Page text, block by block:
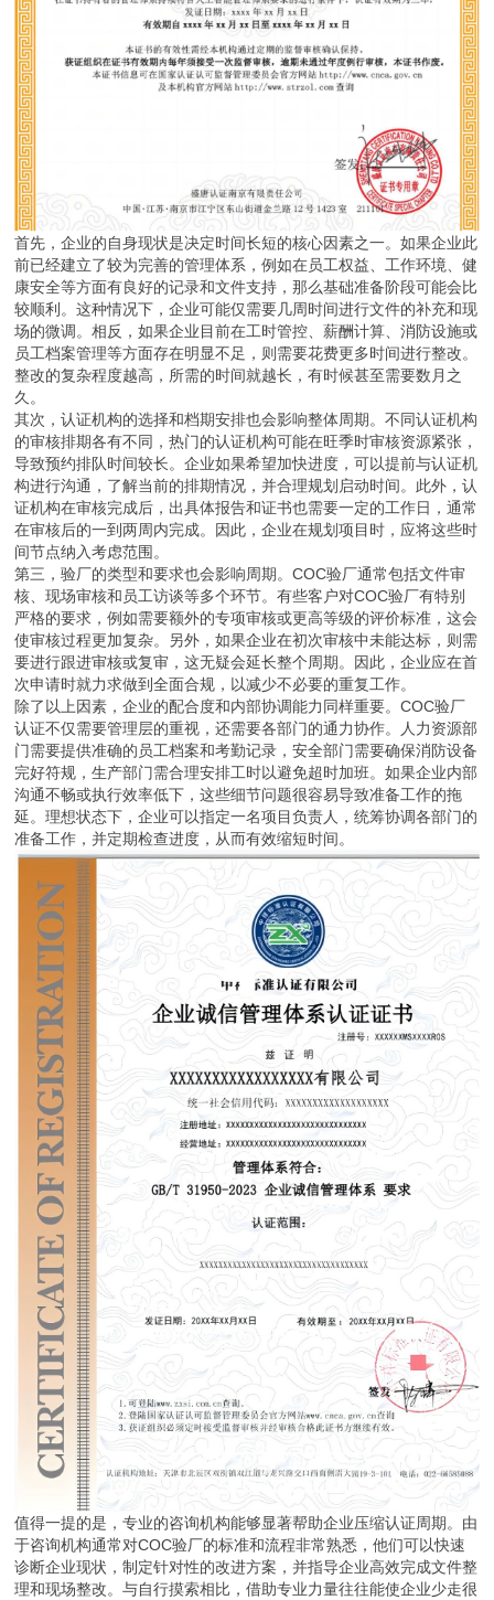
首先，企业的自身现状是决定时间长短的核心因素之一。如果企业此
前已经建立了较为完善的管理体系，例如在员工权益、工作环境、健
康安全等方面有良好的记录和文件支持，那么基础准备阶段可能会比
较顺利。这种情况下，企业可能仅需要几周时间进行文件的补充和现
场的微调。相反，如果企业目前在工时管控、薪酬计算、消防设施或
员工档案管理等方面存在明显不足，则需要花费更多时间进行整改。
整改的复杂程度越高，所需的时间就越长，有时候甚至需要数月之
久。
其次，认证机构的选择和档期安排也会影响整体周期。不同认证机构
的审核排期各有不同，热门的认证机构可能在旺季时审核资源紧张，
导致预约排队时间较长。企业如果希望加快进度，可以提前与认证机
构进行沟通，了解当前的排期情况，并合理规划启动时间。此外，认
证机构在审核完成后，出具体报告和证书也需要一定的工作日，通常
在审核后的一到两周内完成。因此，企业在规划项目时，应将这些时
间节点纳入考虑范围。
第三，验厂的类型和要求也会影响周期。COC验厂通常包括文件审
核、现场审核和员工访谈等多个环节。有些客户对COC验厂有特别
严格的要求，例如需要额外的专项审核或更高等级的评价标准，这会
使审核过程更加复杂。另外，如果企业在初次审核中未能达标，则需
要进行跟进审核或复审，这无疑会延长整个周期。因此，企业应在首
次申请时就力求做到全面合规，以减少不必要的重复工作。
除了以上因素，企业的配合度和内部协调能力同样重要。COC验厂
认证不仅需要管理层的重视，还需要各部门的通力协作。人力资源部
门需要提供准确的员工档案和考勤记录，安全部门需要确保消防设备
完好符规，生产部门需合理安排工时以避免超时加班。如果企业内部
沟通不畅或执行效率低下，这些细节问题很容易导致准备工作的拖
延。理想状态下，企业可以指定一名项目负责人，统筹协调各部门的
准备工作，并定期检查进度，从而有效缩短时间。
值得一提的是，专业的咨询机构能够显著帮助企业压缩认证周期。由
于咨询机构通常对COC验厂的标准和流程非常熟悉，他们可以快速
诊断企业现状，制定针对性的改进方案，并指导企业高效完成文件整
理和现场整改。与自行摸索相比，借助专业力量往往能使企业少走很